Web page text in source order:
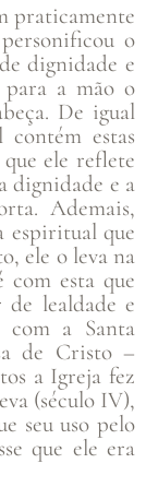
praticamente
o
dignidade e
a mão o
De igual
estas
ele reflete
dignidade e a
Ademais,
espiritual que
ele o leva na
esta que
de lealdade e
com a Santa
de Cristo –
a Igreja fez
(século IV),
seu uso pelo
que ele era